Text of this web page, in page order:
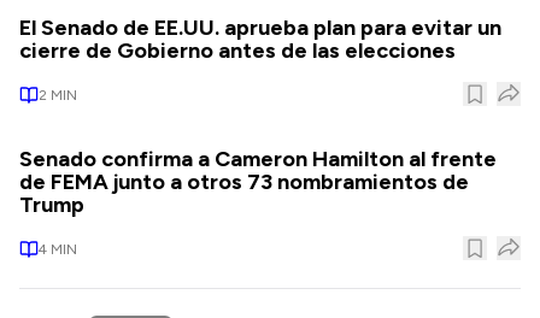
El Senado de EE.UU. aprueba plan para evitar un
cierre de Gobierno antes de las elecciones
2 MIN
Senado confirma a Cameron Hamilton al frente
de FEMA junto a otros 73 nombramientos de
Trump
4 MIN